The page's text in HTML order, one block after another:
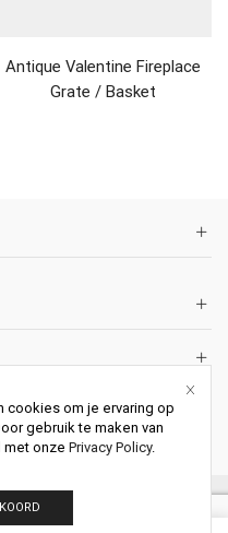
Antique Valentine Fireplace
Grate / Basket
All Rights Reserved.
cookies om je ervaring op
gebruik te maken van
met onze Privacy Policy.